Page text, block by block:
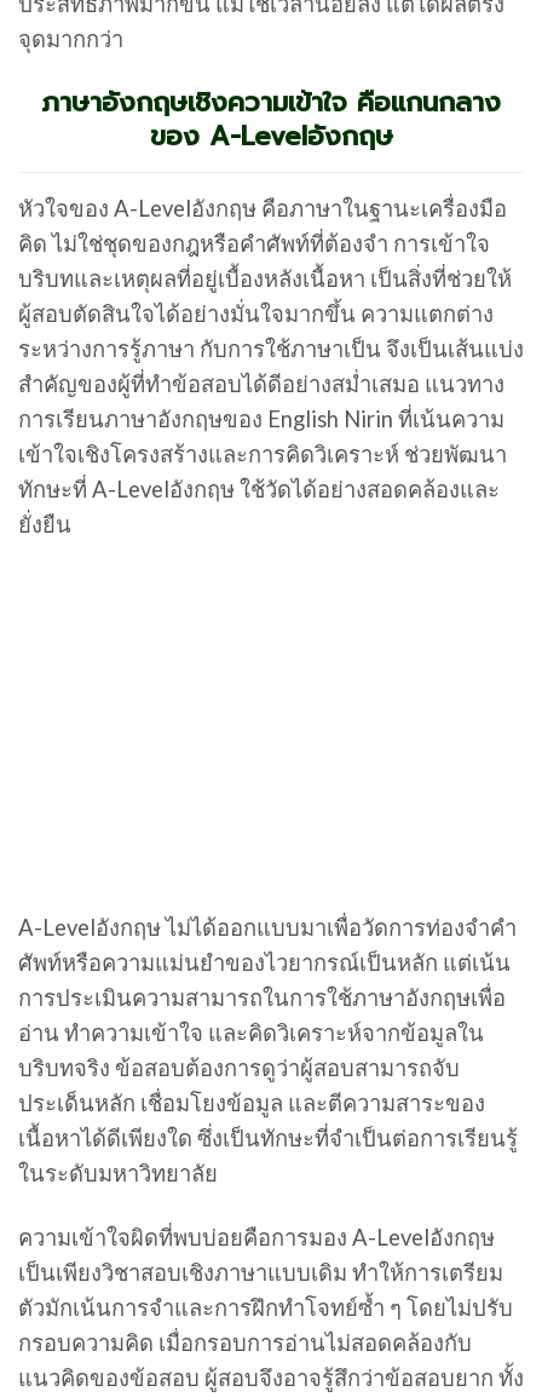
จุดมากกว่า
ภาษาอังกฤษเชิงความเข้าใจ คือแกนกลาง
ของ A-Levelอังกฤษ
หัวใจของ A-Levelอังกฤษ คือภาษาในฐานะเครื่องมือ
คิด ไม่ใช่ชุดของกฎหรือคำศัพท์ที่ต้องจำ การเข้าใจ
บริบทและเหตุผลที่อยู่เบื้องหลังเนื้อหา เป็นสิ่งที่ช่วยให้
ผู้สอบตัดสินใจได้อย่างมั่นใจมากขึ้น ความแตกต่าง
ระหว่างการรู้ภาษา กับการใช้ภาษาเป็น จึงเป็นเส้นแบ่ง
สำคัญของผู้ที่ทำข้อสอบได้ดีอย่างสม่ำเสมอ แนวทาง
การเรียนภาษาอังกฤษของ English Nirin ที่เน้นความ
เข้าใจเชิงโครงสร้างและการคิดวิเคราะห์ ช่วยพัฒนา
ทักษะที่ A-Levelอังกฤษ ใช้วัดได้อย่างสอดคล้องและ
ยั่งยืน
A-Levelอังกฤษ ไม่ได้ออกแบบมาเพื่อวัดการท่องจำคำ
ศัพท์หรือความแม่นยำของไวยากรณ์เป็นหลัก แต่เน้น
การประเมินความสามารถในการใช้ภาษาอังกฤษเพื่อ
อ่าน ทำความเข้าใจ และคิดวิเคราะห์จากข้อมูลใน
บริบทจริง ข้อสอบต้องการดูว่าผู้สอบสามารถจับ
ประเด็นหลัก เชื่อมโยงข้อมูล และตีความสาระของ
เนื้อหาได้ดีเพียงใด ซึ่งเป็นทักษะที่จำเป็นต่อการเรียนรู้
ในระดับมหาวิทยาลัย
ความเข้าใจผิดที่พบบ่อยคือการมอง A-Levelอังกฤษ
เป็นเพียงวิชาสอบเชิงภาษาแบบเดิม ทำให้การเตรียม
ตัวมักเน้นการจำและการฝึกทำโจทย์ซ้ำ ๆ โดยไม่ปรับ
กรอบความคิด เมื่อกรอบการอ่านไม่สอดคล้องกับ
แนวคิดของข้อสอบ ผู้สอบจึงอาจรู้สึกว่าข้อสอบยาก ทั้ง